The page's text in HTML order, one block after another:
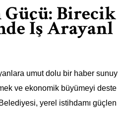
Gücü: Birecik
İş Arayanl
umut dolu bir haber sunuy
ve ekonomik büyümeyi deste
yerel istihdamı güçlen